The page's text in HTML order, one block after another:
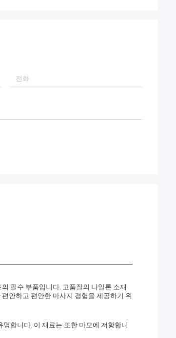
필수 부품입니다. 고품질의 나일론 소재
안하고 편안한 마사지 경험을 제공하기 위
합니다. 이 재료는 또한 마모에 저항합니